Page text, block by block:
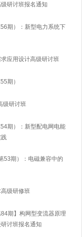
研讨班报名通知
期）：新型电力系统下
应用设计高级研讨班
期）
级研讨班
期）：新型配电网电能
53期）：电磁兼容中的
级研修班
期】构网型变流器原理
讨班报名通知